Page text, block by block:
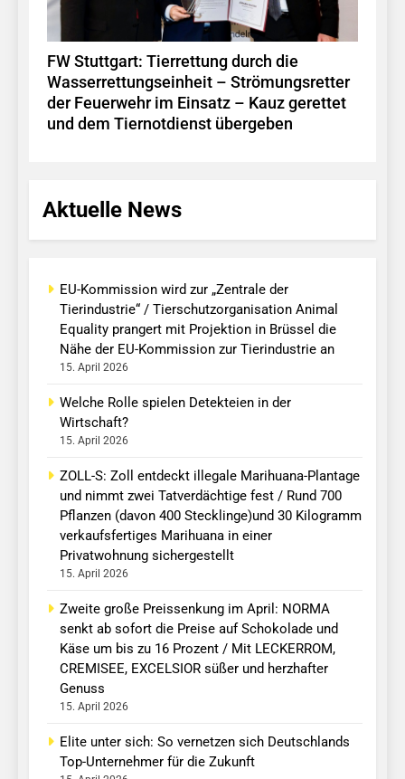
FW Stuttgart: Tierrettung durch die
Wasserrettungseinheit – Strömungsretter
der Feuerwehr im Einsatz – Kauz gerettet
und dem Tiernotdienst übergeben
Aktuelle News
EU-Kommission wird zur „Zentrale der
Tierindustrie“ / Tierschutzorganisation Animal
Equality prangert mit Projektion in Brüssel die
Nähe der EU-Kommission zur Tierindustrie an
15. April 2026
Welche Rolle spielen Detekteien in der
Wirtschaft?
15. April 2026
ZOLL-S: Zoll entdeckt illegale Marihuana-Plantage
und nimmt zwei Tatverdächtige fest / Rund 700
Pflanzen (davon 400 Stecklinge)und 30 Kilogramm
verkaufsfertiges Marihuana in einer
Privatwohnung sichergestellt
15. April 2026
Zweite große Preissenkung im April: NORMA
senkt ab sofort die Preise auf Schokolade und
Käse um bis zu 16 Prozent / Mit LECKERROM,
CREMISEE, EXCELSIOR süßer und herzhafter
Genuss
15. April 2026
Elite unter sich: So vernetzen sich Deutschlands
Top-Unternehmer für die Zukunft